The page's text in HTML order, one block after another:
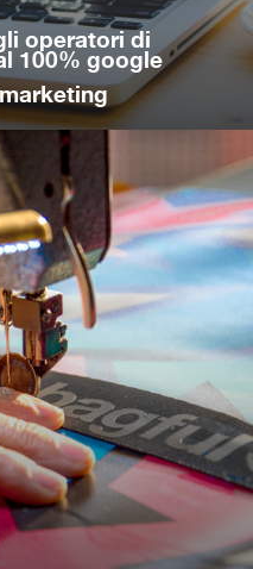
operatori di
100% google